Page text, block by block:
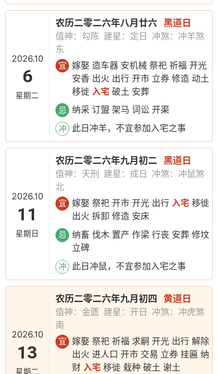
2026.10
6
星期二
农历二零二六年八月廿六 黑道日
值神：勾陈 建星：定日
冲煞：冲羊煞
东
宜
嫁娶 造车器 安机械 祭祀 祈福 开光
安香 出火 出行 开市 立券 修造 动土
移徙 入宅 破土 安葬
忌 纳采 订盟 架马 词讼 开渠
冲 此日冲羊，不宜参加入宅之事
2026.10
11
星期日
农历二零二六年九月初二 黑道日
值神：天刑 建星：成日
冲煞：冲鼠煞
北
宜 嫁娶 祭祀 开市 开光 出行入宅 移徙
出火 拆卸 修造 安床
忌
纳畜 伐木 置产 作梁 行丧 安葬 修坟
立碑
冲 此日冲鼠，不宜参加入宅之事
2026.10
13
星期二
农历二零二六年九月初四 黄道日
值神：金匮 建星：开日
冲煞：冲虎煞
南
宜
嫁娶 祭祀 祈福 求嗣 开光 出行 解除
出火 进人口 开市 交易 立券 挂匾 纳
财 入宅 移徙 栽种 破土 谢土